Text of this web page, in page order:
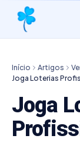
Início Artigos
Joga Loterias
Joga